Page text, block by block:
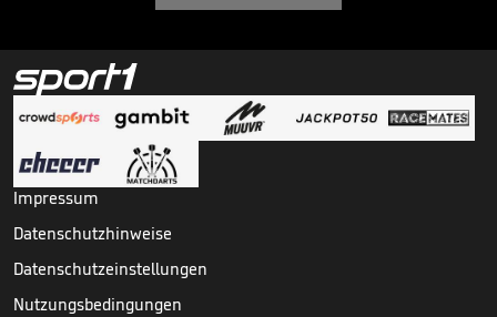
Impressum
Datenschutzhinweise
Datenschutzeinstellungen
Nutzungsbedingungen